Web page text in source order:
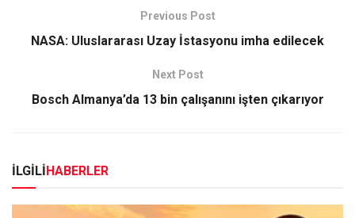
Previous Post
NASA: Uluslararası Uzay İstasyonu imha edilecek
Next Post
Bosch Almanya’da 13 bin çalışanını işten çıkarıyor
İLGİLİHABERLER